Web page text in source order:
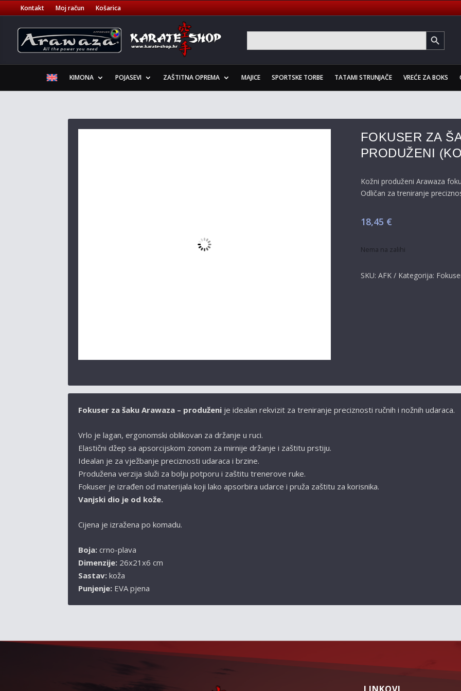
Kontakt Moj račun Košarica
Search SEARCH BUTTON
KIMONA POJASEVI ZAŠTITNA OPREMA MAJICE SPORTSKE TORBE TATAMI STRUNJAČE VREĆE ZA BOKS
FOKUSER ZA
PRODUŽENI
Kožni produženi Arawaza
Odličan za treniranje
18,45 €
Nema na zalihi
SKU: AFK Kategorija:
Fokuser za šaku Arawaza – produženi je idealan rekvizit za treniranje preciznosti ručnih i nožnih udaraca.
Vrlo je lagan, ergonomski oblikovan za držanje u ruci.
Elastični džep sa apsorcijskom zonom za mirnije držanje i zaštitu prstiju.
Idealan je za vježbanje preciznosti udaraca i brzine.
Produžena verzija služi za bolju potporu i zaštitu trenerove ruke.
Fokuser je izrađen od materijala koji lako apsorbira udarce i pruža zaštitu za korisnika.
Vanjski dio je od kože.
Cijena je izražena po komadu.
Boja: crno-plava
Dimenzije: 26x21x6 cm
Sastav: koža
Punjenje: EVA pjena
LINKOVI